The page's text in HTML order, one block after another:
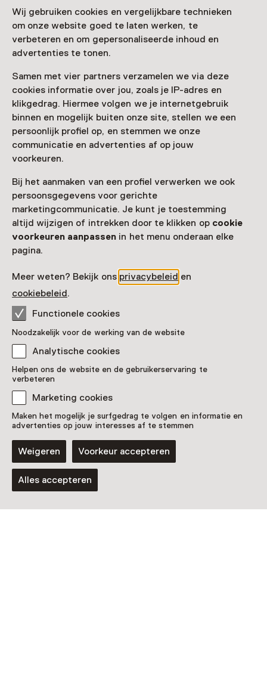
Wij gebruiken cookies en vergelijkbare technieken
om onze website goed te laten werken, te
verbeteren en om gepersonaliseerde inhoud en
advertenties te tonen.
Samen met vier partners verzamelen we via deze
cookies informatie over jou, zoals je IP-adres en
klikgedrag. Hiermee volgen we je internetgebruik
binnen en mogelijk buiten onze site, stellen we een
persoonlijk profiel op, en stemmen we onze
communicatie en advertenties af op jouw
voorkeuren.
Bij het aanmaken van een profiel verwerken we ook
persoonsgegevens voor gerichte
marketingcommunicatie. Je kunt je toestemming
altijd wijzigen of intrekken door te klikken op cookie
voorkeuren aanpassen in het menu onderaan elke
pagina.
Meer weten? Bekijk ons privacybeleid en
cookiebeleid.
Functionele cookies
Noodzakelijk voor de werking van de website
Analytische cookies
Helpen ons de website en de gebruikerservaring te
verbeteren
Marketing cookies
Maken het mogelijk je surfgedrag te volgen en informatie en
advertenties op jouw interesses af te stemmen
Weigeren Voorkeur accepteren
Alles accepteren
Verder lezen
Deze activiteit is afgelopen. Je kunt hier niet
meer aan deelnemen.
Bekijk alle actuele activiteiten opZien & doen
Datum
8 november 2025 t/m 7 juni 2026
Toon beschikbaarheid
Locatie
Nederlands Steendrukmuseum
Oranje Nassaustraat 8c
5554 AG Valkenswaard
Route plannen
040 - 20 49 841
Vandaag open van 13:00 tot 17:00 uur
Meer openingstijden
Zien & doen in
Nederlands
Steendrukmuseum